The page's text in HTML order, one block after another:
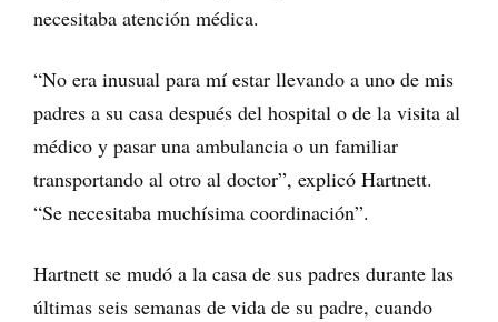
necesitaba atención médica.
“No era inusual para mí estar llevando a uno de mis
padres a su casa después del hospital o de la visita al
médico y pasar una ambulancia o un familiar
transportando al otro al doctor”, explicó Hartnett.
“Se necesitaba muchísima coordinación”.
Hartnett se mudó a la casa de sus padres durante las
últimas seis semanas de vida de su padre, cuando